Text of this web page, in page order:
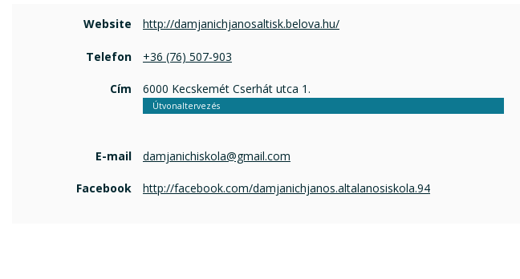
Website http://damjanichjanosaltisk.belova.hu/
Telefon +36 (76) 507-903
Cím 6000 Kecskemét Cserhát utca 1.
Útvonaltervezés
E-mail damjanichiskola@gmail.com
Facebook http://facebook.com/damjanichjanos.altalanosiskola.94